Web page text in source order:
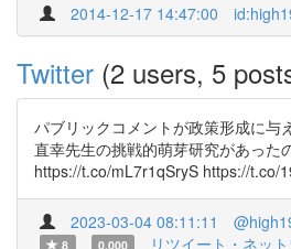
2014-12-17 14:47:00
Twitter (2 users, 5
パブリックコメントが政策形成に与
直幸先生の挑戦的萌芽研究があった
https://t.co/mL7r1qSryS https://t.co/
2023-03-04 08:11:11
8
0.000 リツイート・ネッ